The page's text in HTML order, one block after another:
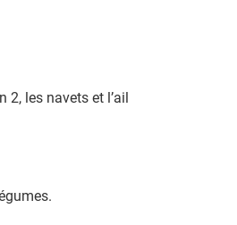
2, les navets et l’ail